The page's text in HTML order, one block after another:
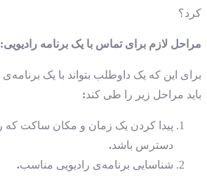
کرد؟
مراحل لازم برای تماس با یک برنامه رادیویی:
برای این که یک داوطلب بتواند با یک
باید مراحل زیر را طی کند:
پیدا کردن یک زمان و مکان ساکت که
دسترس باشد.
شناسایی برنامه‌ی رادیویی مناسب.